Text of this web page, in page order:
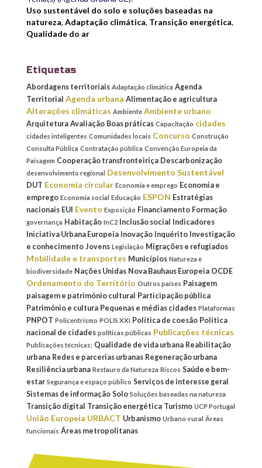
Uso sustentável do solo e soluções baseadas na
natureza, Adaptação climática, Transição energética,
Qualidade do ar
Etiquetas
Abordagens territoriais Adaptação climática Agenda
Territorial Agenda urbana Alimentação e agricultura
Alterações climáticas Ambiente Ambiente urbano
Arquitetura Avaliação Boas práticas Capacitação cidades
cidades inteligentes Comunidades locais Concurso Construção
Consulta Pública Contratação pública Convenção Europeia da
Paisagem Cooperação transfronteiriça Descarbonização
desenvolvimento regional Desenvolvimento Sustentável
DUT Economia circular Economia e emprego Economia e
emprego Economia social Educação ESPON Estratégias
nacionais EUI Evento Exposição Financiamento Formação
governança Habitação InC2 Inclusão social
Indicadores
Iniciativa Urbana Europeia Inovação Inquérito Investigação
e conhecimento Jovens Legislação Migrações e refugiados
Mobilidade e transportes Municípios Natureza e
biodiversidade Nações Unidas Nova Bauhaus Europeia OCDE
Ordenamento do Território Outros países Paisagem
paisagem e património cultural Participação pública
Património e cultura Pequenas e médias cidades Plataformas
PNPOT Policentrismo POLIS XXI Política de coesão Política
nacional de cidades políticas públicas Publicações técnicas
Publicações técnicas; Qualidade de vida urbana Reabilitação
urbana Redes e parcerias urbanas Regeneração urbana
Resiliência urbana Restauro da Natureza Riscos Saúde e bem-
estar Segurança e espaço público Serviços de interesse geral
Sistemas de informação Solo Soluções baseadas na natureza
Transição digital Transição energética Turismo UCP Portugal
União Europeia URBACT Urbanismo Urbano-rural Áreas
funcionais Áreas metropolitanas